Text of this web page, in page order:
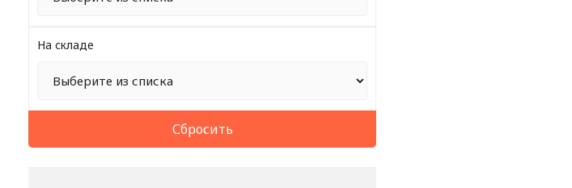
На складе
Сбросить